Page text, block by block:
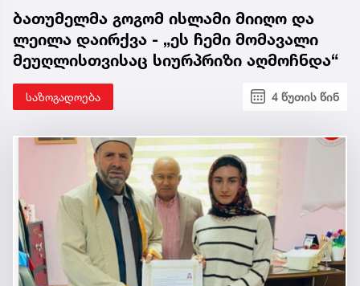
ბათუმელმა გოგომ ისლამი მიიღო და
ლეილა დაირქვა - „ეს ჩემი მომავალი
მეუღლისთვისაც სიურპრიზი აღმოჩნდა“
საზოგადოება 4 წუთის წინ